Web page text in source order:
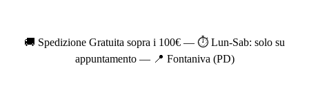
🚚 Spedizione Gratuita sopra i 100€ — ⏱️ Lun-Sab: solo su
appuntamento — 📍 Fontaniva (PD)